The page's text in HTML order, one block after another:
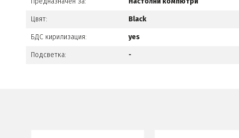
Цвят: Black
БДС кирилизация: yes
Подсветка: -